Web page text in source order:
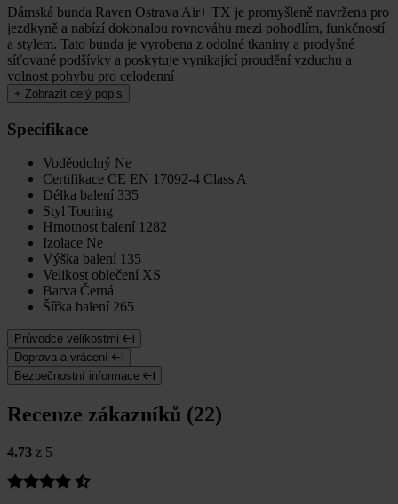
Dámská bunda Raven Ostrava Air+ TX je promyšleně navržena pro
jezdkyně a nabízí dokonalou rovnováhu mezi pohodlím, funkčností
a stylem. Tato bunda je vyrobena z odolné tkaniny a prodyšné
síťované podšívky a poskytuje vynikající proudění vzduchu a
volnost pohybu pro celodenní
+ Zobrazit celý popis
Specifikace
Voděodolný Ne
Certifikace CE EN 17092-4 Class A
Délka balení 335
Styl Touring
Hmotnost balení 1282
Izolace Ne
Výška balení 135
Velikost oblečení XS
Barva Černá
Šířka balení 265
Průvodce velikostmi
Doprava a vrácení
Bezpečnostní informace
Recenze zákazníků (22)
4.73 z 5